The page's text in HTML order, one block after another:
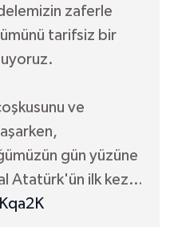
zaferle
tarifsiz bir
ve
gün yüzüne
Atatürk'ün ilk kez…